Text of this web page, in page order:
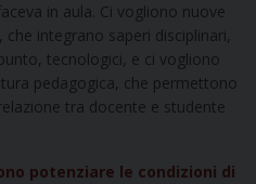
in aula. Ci vogliono nuove
integrano saperi disciplinari,
tecnologici, e ci vogliono
pedagogica, che permettono
tra docente e studente
potenziare le condizioni di